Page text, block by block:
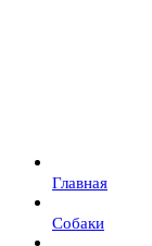
Главная
Собаки